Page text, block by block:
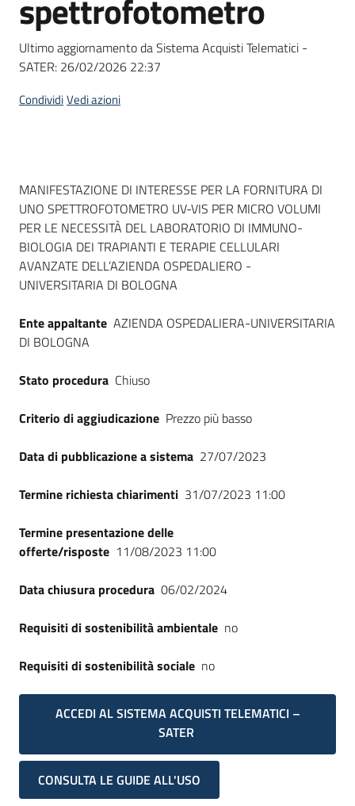
acquisto
Supporto
English
site
su
spettrofotometro
Ultimo aggiornamento da Sistema Acquisti Telematici -
SATER: 26/02/2026 22:37
CondividiVedi azioni
Dati del bando
MANIFESTAZIONE DI INTERESSE PER LA FORNITURA DI
UNO SPETTROFOTOMETRO UV-VIS PER MICRO VOLUMI
PER LE NECESSITÀ DEL LABORATORIO DI IMMUNO-
BIOLOGIA DEI TRAPIANTI E TERAPIE CELLULARI
AVANZATE DELL’AZIENDA OSPEDALIERO -
UNIVERSITARIA DI BOLOGNA
Ente appaltante AZIENDA OSPEDALIERA-UNIVERSITARIA
DI BOLOGNA
Stato procedura Chiuso
Criterio di aggiudicazione Prezzo più basso
Data di pubblicazione a sistema 27/07/2023
Termine richiesta chiarimenti 31/07/2023 11:00
Termine presentazione delle
offerte/risposte 11/08/2023 11:00
Data chiusura procedura 06/02/2024
Requisiti di sostenibilità ambientale no
Requisiti di sostenibilità sociale no
ACCEDI AL SISTEMA ACQUISTI TELEMATICI –
SATER
CONSULTA LE GUIDE ALL'USO